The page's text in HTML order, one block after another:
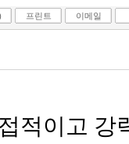
프린트 이메일
적이고 강